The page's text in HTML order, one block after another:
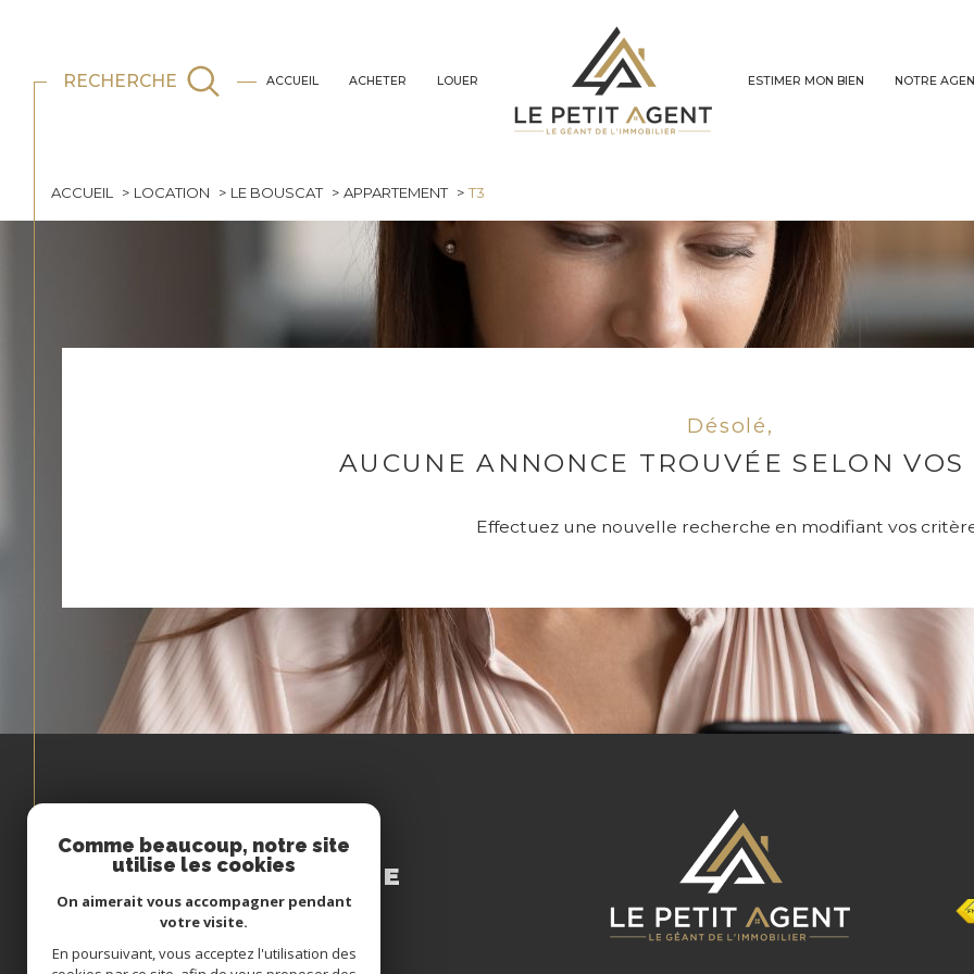
ACCUEIL ACHETER LOUER ESTIMER MON BIEN NOTRE
RECHERCHE
Acheter
de l'ancien
Estimer
TYPE DE BIEN LOYER
33110 - Le Bouscat 3 Pièces
ACCUEIL LOCATION LE BOUSCAT APPARTEMENT T3
Désolé,
AUCUNE ANNONCE TROUVÉE SELON VOS
Effectuez une nouvelle recherche en modifiant vos
Espace
PROPRIÉTAIRE
Se connecter
Comme beaucoup, notre site
utilise les cookies
On aimerait vous accompagner pendant
votre visite.
En poursuivant, vous acceptez l'utilisation des